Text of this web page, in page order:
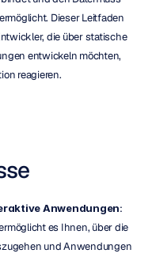
Dieser Leitfaden
die über statische
entwickeln möchten,
reagieren.
Anwendungen:
es Ihnen, über die
und Anwendungen